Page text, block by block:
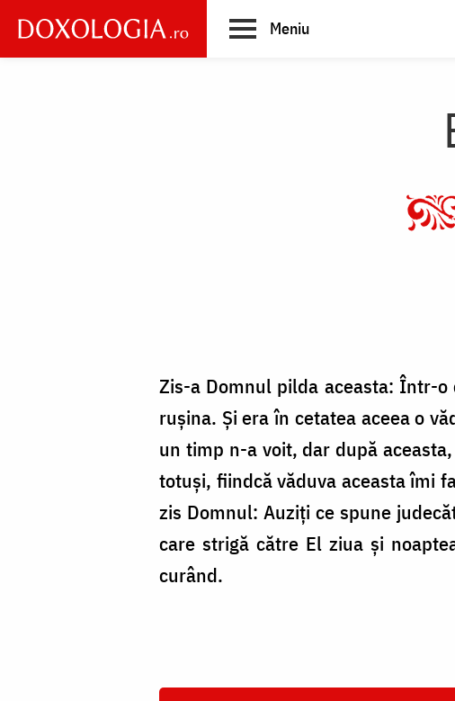
main
Meniu
Zis-a Domnul pilda aceasta: Într-
rușina. Și era în cetatea aceea o
un timp n-a voit, dar după
totuși, fiindcă văduva aceasta îmi
zis Domnul: Auziți ce spune
care strigă către El ziua și
curând.